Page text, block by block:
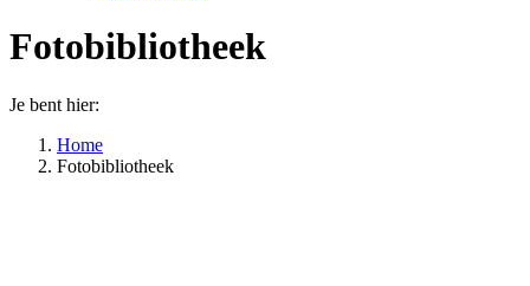
Fotobibliotheek
Je bent hier:
Home
Fotobibliotheek